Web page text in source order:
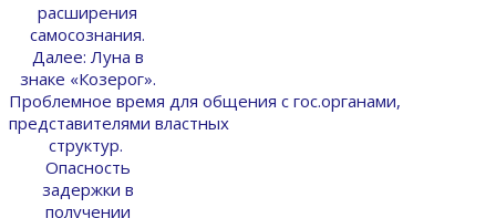
расширения
самосознания.
Далее: Луна в
знаке «Козерог».
Проблемное время для общения с гос.органами,
представителями властных
структур.
Опасность
задержки в
получении